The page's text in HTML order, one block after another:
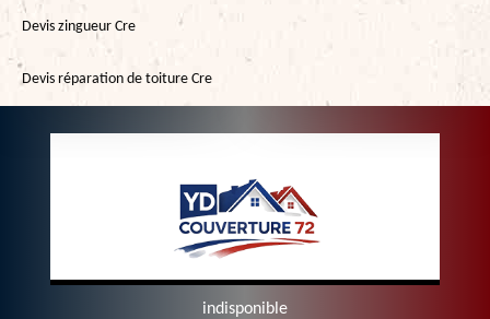
Devis zingueur Cre
Devis réparation de toiture Cre
indisponible